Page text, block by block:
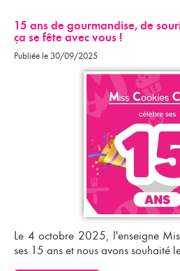
15 ans de gourmandise, de
ça se fête avec vous !
Publiée le 30/09/2025
Le 4 octobre 2025, l'enseigne
ses 15 ans et nous avons souhaité